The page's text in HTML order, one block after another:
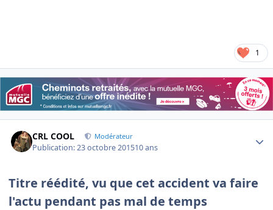
1
CRL COOL Modérateur
Publication:23 octobre 201510 ans
Titre réédité, vu que cet accident va faire
l'actu pendant pas mal de temps